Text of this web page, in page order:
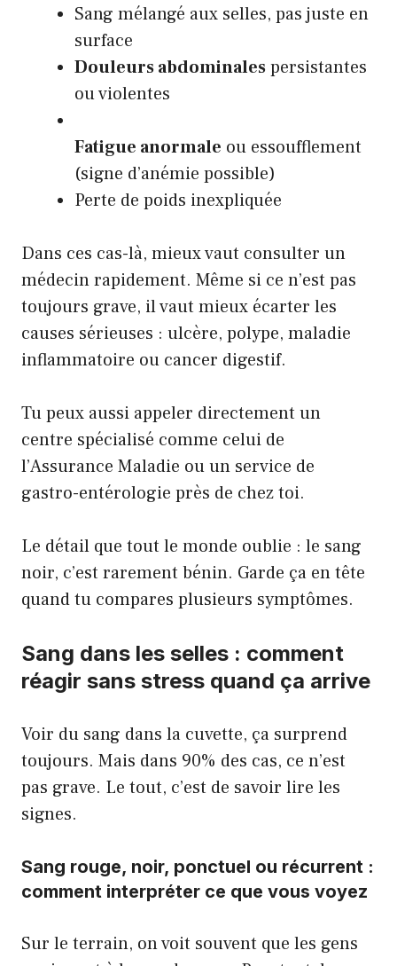
Sang mélangé aux selles, pas juste en
surface
Douleurs abdominalespersistantes
ou violentes
Fatigue anormale ou essoufflement
(signe d’anémie possible)
Perte de poids inexpliquée
Dans ces cas-là, mieux vaut consulter un
médecin rapidement. Même si ce n’est pas
toujours grave, il vaut mieux écarter les
causes sérieuses : ulcère, polype, maladie
inflammatoire ou cancer digestif.
Tu peux aussi appeler directement un
centre spécialisé comme celui de
l’Assurance Maladie ou un service de
gastro-entérologie près de chez toi.
Le détail que tout le monde oublie : le sang
noir, c’est rarement bénin. Garde ça en tête
quand tu compares plusieurs symptômes.
Sang dans les selles : comment
réagir sans stress quand ça arrive
Voir du sang dans la cuvette, ça surprend
toujours. Mais dans 90% des cas, ce n’est
pas grave. Le tout, c’est de savoir lire les
signes.
Sang rouge, noir, ponctuel ou récurrent :
comment interpréter ce que vous voyez
Sur le terrain, on voit souvent que les gens